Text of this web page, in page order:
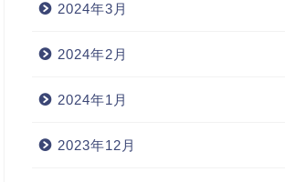
2024年3月
2024年2月
2024年1月
2023年12月